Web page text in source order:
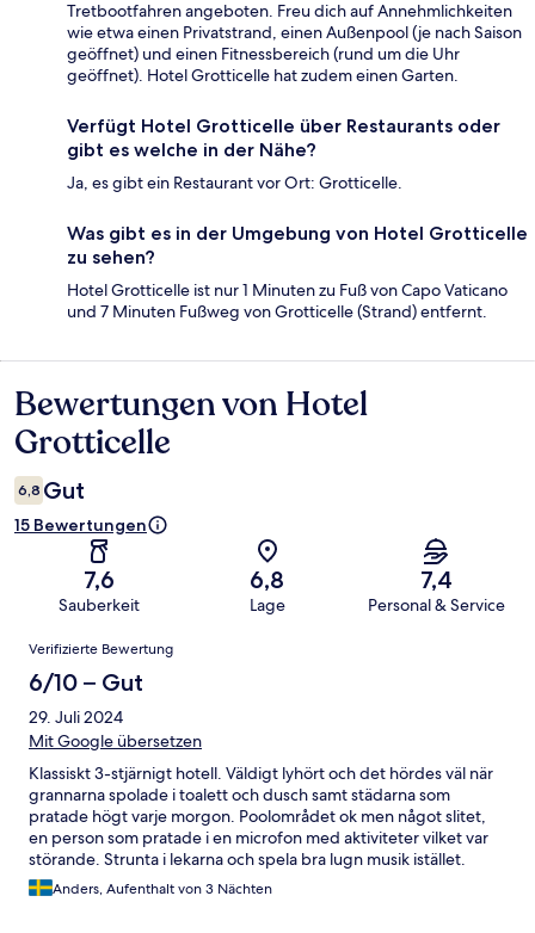
Tretbootfahren angeboten. Freu dich auf Annehmlichkeiten
wie etwa einen Privatstrand, einen Außenpool (je nach Saison
geöffnet) und einen Fitnessbereich (rund um die Uhr
geöffnet). Hotel Grotticelle hat zudem einen Garten.
Verfügt Hotel Grotticelle über Restaurants oder
gibt es welche in der Nähe?
Ja, es gibt ein Restaurant vor Ort: Grotticelle.
Was gibt es in der Umgebung von Hotel Grotticelle
zu sehen?
Hotel Grotticelle ist nur 1 Minuten zu Fuß von Capo Vaticano
und 7 Minuten Fußweg von Grotticelle (Strand) entfernt.
Bewertungen
Bewertungen von Hotel
Grotticelle
6,8 Gut
15 Bewertungen
7,6
Sauberkeit
6,8
Lage
7,4
Personal & Service
Bewertungen
Verifizierte Bewertung
6/10 – Gut
29. Juli 2024
Mit Google übersetzen
Klassiskt 3-stjärnigt hotell. Väldigt lyhört och det hördes väl när
grannarna spolade i toalett och dusch samt städarna som
pratade högt varje morgon. Poolområdet ok men något slitet,
en person som pratade i en microfon med aktiviteter vilket var
störande. Strunta i lekarna och spela bra lugn musik istället.
Frukosten ej bra, i Italien många kakor till frukost men äggen var
gamla och grå på insidan, halvmosad banan till youghurten,
Anders, Aufenthalt von 3 Nächten